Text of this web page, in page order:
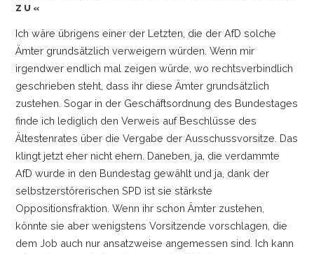
ZU«
Ich wäre übrigens einer der Letzten, die der AfD solche
Ämter grundsätzlich verweigern würden. Wenn mir
irgendwer endlich mal zeigen würde, wo rechtsverbindlich
geschrieben steht, dass ihr diese Ämter grundsätzlich
zustehen. Sogar in der Geschäftsordnung des Bundestages
finde ich lediglich den Verweis auf Beschlüsse des
Ältestenrates über die Vergabe der Ausschussvorsitze. Das
klingt jetzt eher nicht ehern. Daneben, ja, die verdammte
AfD wurde in den Bundestag gewählt und ja, dank der
selbstzerstörerischen SPD ist sie stärkste
Oppositionsfraktion. Wenn ihr schon Ämter zustehen,
könnte sie aber wenigstens Vorsitzende vorschlagen, die
dem Job auch nur ansatzweise angemessen sind. Ich kann